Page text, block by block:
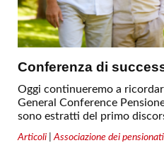
Conferenza di
Oggi continueremo a
General Conference
sono estratti del primo
Articoli |Associazione dei pensionati